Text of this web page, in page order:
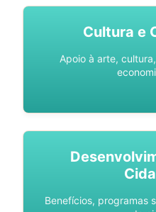
Cultura e
Apoio à arte,
Benefícios, programas